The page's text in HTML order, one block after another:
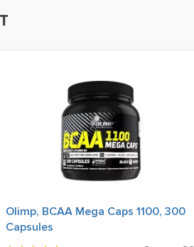
Olimp, BCAA Mega Caps 1100, 300
Capsules